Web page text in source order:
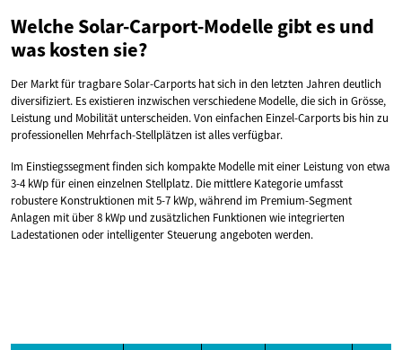
Welche Solar-Carport-Modelle gibt es und
was kosten sie?
Der Markt für tragbare Solar-Carports hat sich in den letzten Jahren deutlich
diversifiziert. Es existieren inzwischen verschiedene Modelle, die sich in Grösse,
Leistung und Mobilität unterscheiden. Von einfachen Einzel-Carports bis hin zu
professionellen Mehrfach-Stellplätzen ist alles verfügbar.
Im Einstiegssegment finden sich kompakte Modelle mit einer Leistung von etwa
3-4 kWp für einen einzelnen Stellplatz. Die mittlere Kategorie umfasst
robustere Konstruktionen mit 5-7 kWp, während im Premium-Segment
Anlagen mit über 8 kWp und zusätzlichen Funktionen wie integrierten
Ladestationen oder intelligenter Steuerung angeboten werden.